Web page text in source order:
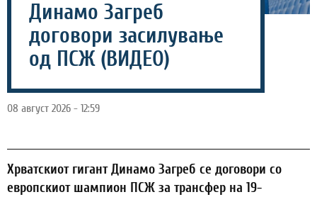
Динамо Загреб
договори засилување
од ПСЖ (ВИДЕО)
08 август 2026 - 12:59
Хрватскиот гигант Динамо Загреб се договори со
европскиот шампион ПСЖ за трансфер на 19-